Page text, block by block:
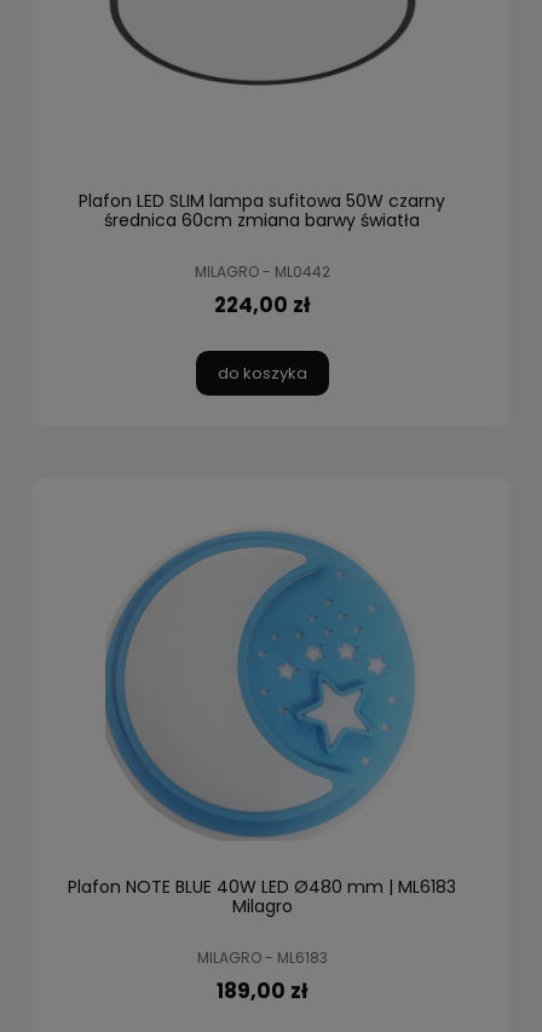
Plafon LED SLIM lampa sufitowa 50W czarny
średnica 60cm zmiana barwy światła
MILAGRO - ML0442
224,00 zł
do koszyka
Plafon NOTE BLUE 40W LED Ø480 mm | ML6183
Milagro
MILAGRO - ML6183
189,00 zł